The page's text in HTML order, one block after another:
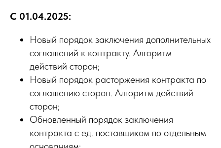
C 01.04.2025:
Новый порядок заключения дополнительных
соглашений к контракту. Алгоритм
действий сторон;
Новый порядок расторжения контракта по
соглашению сторон. Алгоритм действий
сторон;
Обновленный порядок заключения
контракта с ед. поставщиком по отдельным